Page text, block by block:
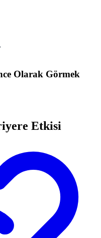
Olarak Görmek
Etkisi